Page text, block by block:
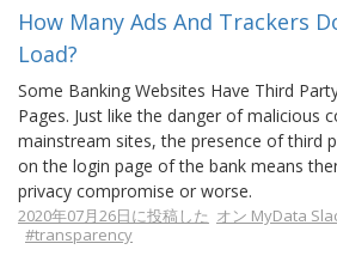
How Many Ads And Trackers
Load?
Some Banking Websites Have Third
Pages. Just like the danger of malicious
mainstream sites, the presence of third
on the login page of the bank means
privacy compromise or worse.
2020年07月26日に投稿した オン MyData
#transparency